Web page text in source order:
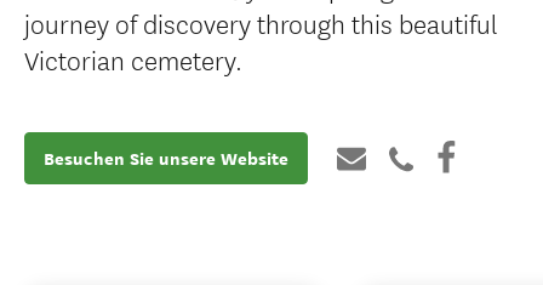
journey of discovery through this beautiful
Victorian cemetery.
Besuchen Sie unsere Website